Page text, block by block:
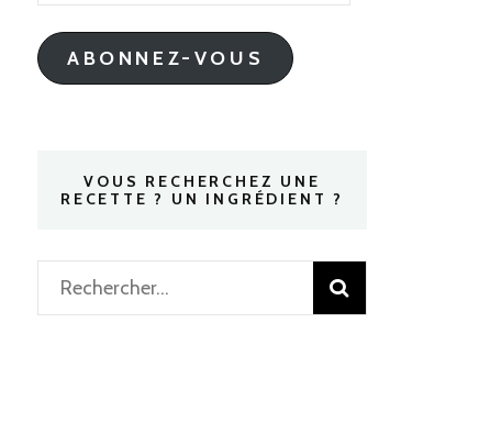
mail
ABONNEZ-VOUS
VOUS RECHERCHEZ UNE
RECETTE ? UN INGRÉDIENT ?
Rechercher :